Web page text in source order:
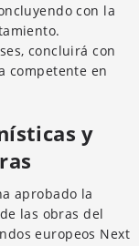
con la
concluirá con
competente en
y
aprobado la
las obras del
europeos Next